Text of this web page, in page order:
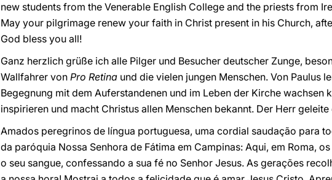
new students from the Venerable English College and the priests from
May your pilgrimage renew your faith in Christ present in his Church,
God bless you all!
Ganz herzlich grüße ich alle Pilger und Besucher deutscher Zunge,
Wallfahrer von Pro Retina und die vielen jungen Menschen. Von Paulus
Begegnung mit dem Auferstandenen und im Leben der Kirche wachsen
inspirieren und macht Christus allen Menschen bekannt. Der Herr
Amados peregrinos de língua portuguesa, uma cordial saudação para
da paróquia Nossa Senhora de Fátima em Campinas: Aqui, em Roma,
o seu sangue, confessando a sua fé no Senhor Jesus. As gerações